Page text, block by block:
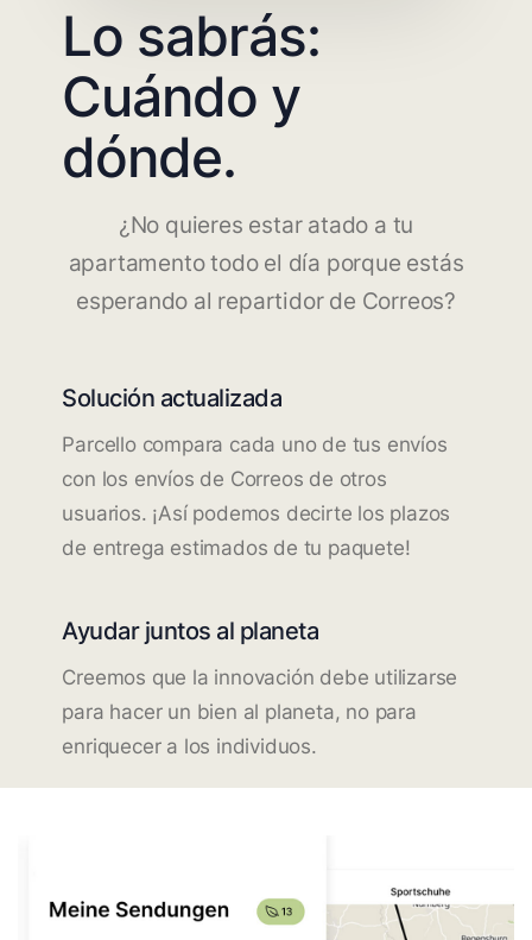
Lo sabrás:
Cuándo y
dónde.
¿No quieres estar atado a tu
apartamento todo el día porque estás
esperando al repartidor de Correos?
Solución actualizada
Parcello compara cada uno de tus envíos
con los envíos de Correos de otros
usuarios. ¡Así podemos decirte los plazos
de entrega estimados de tu paquete!
Ayudar juntos al planeta
Creemos que la innovación debe utilizarse
para hacer un bien al planeta, no para
enriquecer a los individuos.